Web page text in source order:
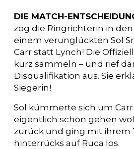
DIE MATCH-
zog die Ringrichterin in
einem verunglückten Sol
Carr statt Lynch! Die
kurz sammeln – und rief
Disqualifikation aus. Sie
Siegerin!
Sol kümmerte sich um Carr
eigentlich schon gehen
zurück und ging mit ihrem
hinterrücks auf Ruca los.